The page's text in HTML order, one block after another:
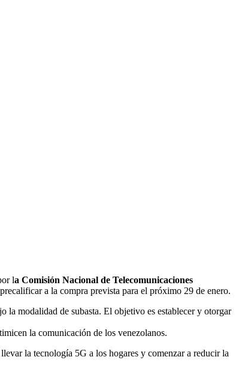
la Comisión Nacional de Telecomunicaciones
a la compra prevista para el próximo 29 de enero.
modalidad de subasta. El objetivo es establecer y otorgar
la comunicación de los venezolanos.
la tecnología 5G a los hogares y comenzar a reducir la